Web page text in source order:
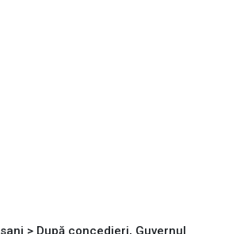
> După concedieri, Guvernul